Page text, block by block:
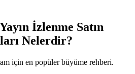
İzlenme Satın
Nelerdir?
için en popüler büyüme rehberi.